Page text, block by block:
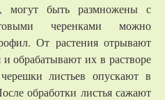
могут быть размножены с
черенками можно
От растения отрывают
обрабатывают их в растворе
листьев опускают в
обработки листья сажают